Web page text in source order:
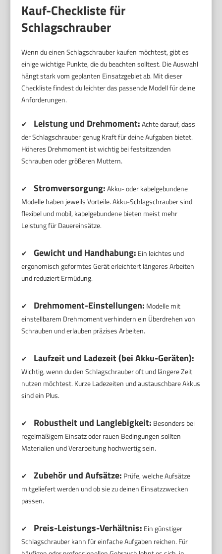
Kauf-Checkliste für
Schlagschrauber
Wenn du einen Schlagschrauber kaufen möchtest, gibt es
einige wichtige Punkte, die du beachten solltest. Die Auswahl
hängt stark vom geplanten Einsatzgebiet ab. Mit dieser
Checkliste findest du leichter das passende Modell für deine
Anforderungen.
✔ Leistung und Drehmoment:Achte darauf, dass
der Schlagschrauber genug Kraft für deine Aufgaben bietet.
Höheres Drehmoment ist wichtig bei festsitzenden
Schrauben oder größeren Muttern.
✔ Stromversorgung:Akku- oder kabelgebundene
Modelle haben jeweils Vorteile. Akku-Schlagschrauber sind
flexibel und mobil, kabelgebundene bieten meist mehr
Leistung für Dauereinsätze.
✔ Gewicht und Handhabung: Ein leichtes und
ergonomisch geformtes Gerät erleichtert längeres Arbeiten
und reduziert Ermüdung.
✔ Drehmoment-Einstellungen: Modelle mit
einstellbarem Drehmoment verhindern ein Überdrehen von
Schrauben und erlauben präzises Arbeiten.
✔ Laufzeit und Ladezeit (bei Akku-Geräten):
Wichtig, wenn du den Schlagschrauber oft und längere Zeit
nutzen möchtest. Kurze Ladezeiten und austauschbare Akkus
sind ein Plus.
✔ Robustheit und Langlebigkeit: Besonders bei
regelmäßigem Einsatz oder rauen Bedingungen sollten
Materialien und Verarbeitung hochwertig sein.
✔ Zubehör und Aufsätze: Prüfe, welche Aufsätze
mitgeliefert werden und ob sie zu deinen Einsatzzwecken
passen.
✔ Preis-Leistungs-Verhältnis: Ein günstiger
Schlagschrauber kann für einfache Aufgaben reichen. Für